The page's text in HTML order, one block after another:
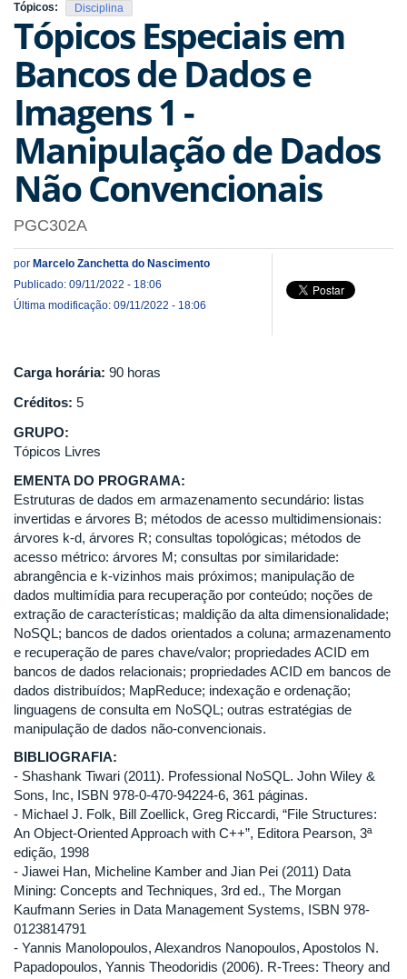
Tópicos: Disciplina
Tópicos Especiais em
Bancos de Dados e
Imagens 1 -
Manipulação de Dados
Não Convencionais
PGC302A
por Marcelo Zanchetta do Nascimento
Publicado: 09/11/2022 - 18:06
Última modificação: 09/11/2022 - 18:06
Carga horária: 90 horas
Créditos: 5
GRUPO:
Tópicos Livres
EMENTA DO PROGRAMA:
Estruturas de dados em armazenamento secundário: listas
invertidas e árvores B; métodos de acesso multidimensionais:
árvores k-d, árvores R; consultas topológicas; métodos de
acesso métrico: árvores M; consultas por similaridade:
abrangência e k-vizinhos mais próximos; manipulação de
dados multimídia para recuperação por conteúdo; noções de
extração de características; maldição da alta dimensionalidade;
NoSQL; bancos de dados orientados a coluna; armazenamento
e recuperação de pares chave/valor; propriedades ACID em
bancos de dados relacionais; propriedades ACID em bancos de
dados distribuídos; MapReduce; indexação e ordenação;
linguagens de consulta em NoSQL; outras estratégias de
manipulação de dados não-convencionais.
BIBLIOGRAFIA:
- Shashank Tiwari (2011). Professional NoSQL. John Wiley &
Sons, Inc, ISBN 978-0-470-94224-6, 361 páginas.
- Michael J. Folk, Bill Zoellick, Greg Riccardi, “File Structures:
An Object-Oriented Approach with C++”, Editora Pearson, 3ª
edição, 1998
- Jiawei Han, Micheline Kamber and Jian Pei (2011) Data
Mining: Concepts and Techniques, 3rd ed., The Morgan
Kaufmann Series in Data Management Systems, ISBN 978-
0123814791
- Yannis Manolopoulos, Alexandros Nanopoulos, Apostolos N.
Papadopoulos, Yannis Theodoridis (2006). R-Trees: Theory and